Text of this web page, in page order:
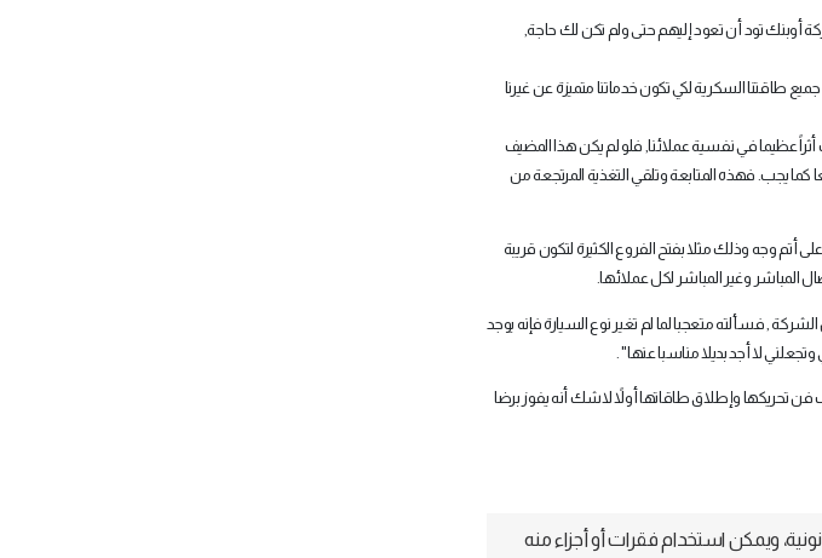
أوبنك تود أن تعود إليهم حتى ولم تكن لك حاجة,
طاقتنا السكرية لكي تكون خدماتنا متميزة عن غيرنا
عظيما في نفسية عملائنا, فلو لم يكن هذا المضيف
يجب. فهذه المتابعة وتلقي التغذية المرتجعة من
وجه وذلك مثلا بفتح الفروع الكثيرة لتكون قريبة
المباشر وغير المباشر لكل عملائها.
, فسألته متعجبا لما لم تغير نوع السيارة فإنه يوجد
لا أجد بديلا مناسبا عنها" .
وإطلاق طاقاتها أولاً لاشك أنه يفوز برضا
ويمكن استخدام فقرات أو أجزاء منه